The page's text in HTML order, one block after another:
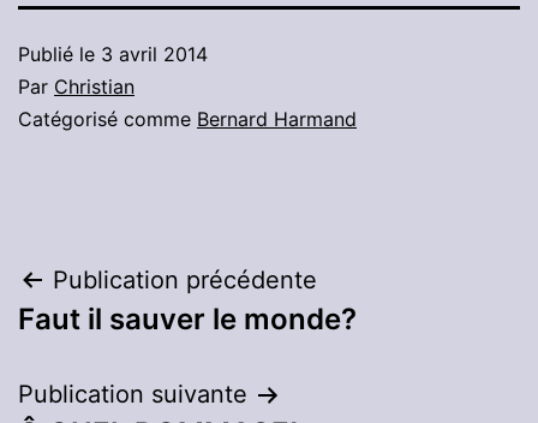
Publié le 3 avril 2014
Par Christian
Catégorisé comme Bernard Harmand
Navigation
de
l’article
Publication précédente
Faut il sauver le monde?
Publication suivante